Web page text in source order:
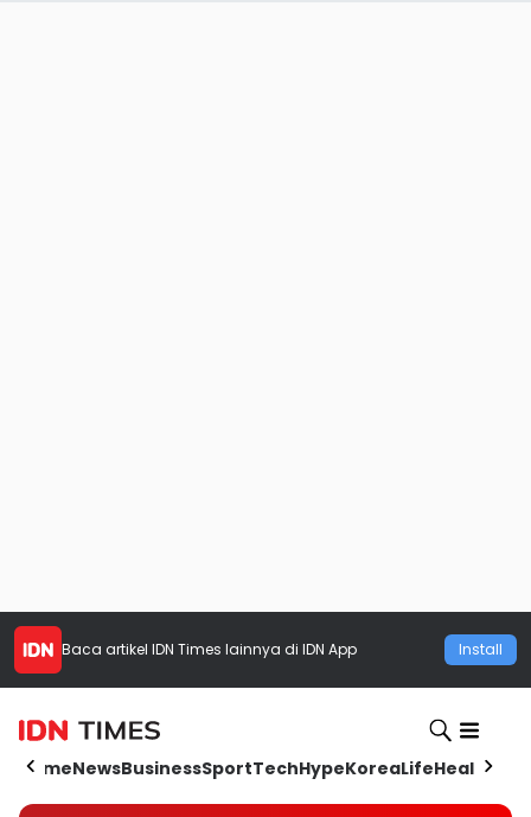
Baca artikel IDN Times lainnya di IDN App Install
HomeNewsBusinessSportTechHypeKoreaLifeHealth